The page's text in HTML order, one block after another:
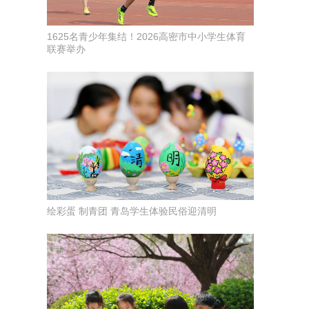
1625名青少年集结！2026高密市中小学生体育
联赛举办
绘彩蛋 制青团 青岛学生体验民俗迎清明